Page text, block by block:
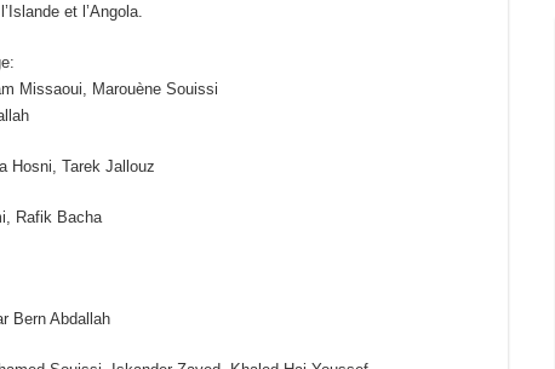
et l’Angola.
Missaoui, Marouène Souissi
Hosni, Tarek Jallouz
Rafik Bacha
Bern Abdallah